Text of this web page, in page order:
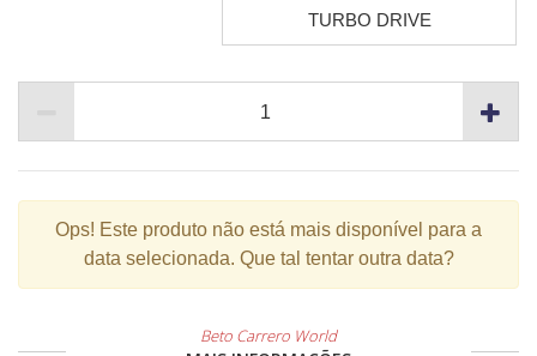
TURBO DRIVE
Ops! Este produto não está mais disponível para a
data selecionada. Que tal tentar outra data?
Beto Carrero World